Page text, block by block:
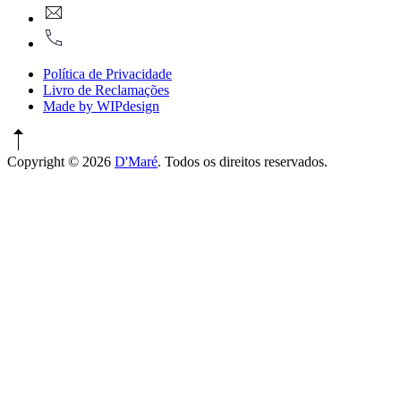
Window
Política de Privacidade
Livro de Reclamações
Made by WIPdesign
Copyright © 2026 D'Maré. Todos os direitos reservados.